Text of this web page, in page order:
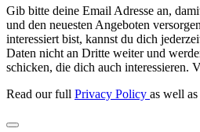
Gib bitte deine Email Adresse an,
und den neuesten Angeboten
interessiert bist, kannst du dich
Daten nicht an Dritte weiter und
schicken, die dich auch interessieren.
Read our full Privacy Policy as well as